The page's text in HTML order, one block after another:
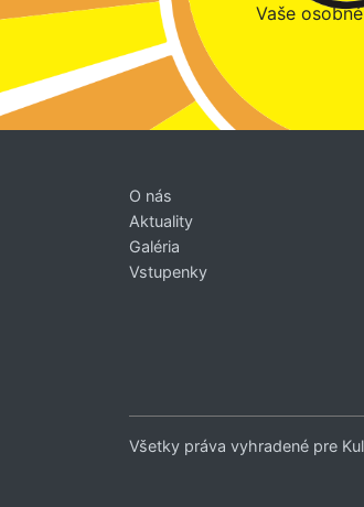
Vaše
O nás
Aktuality
Galéria
Vstupenky
Všetky práva vyhradené pre